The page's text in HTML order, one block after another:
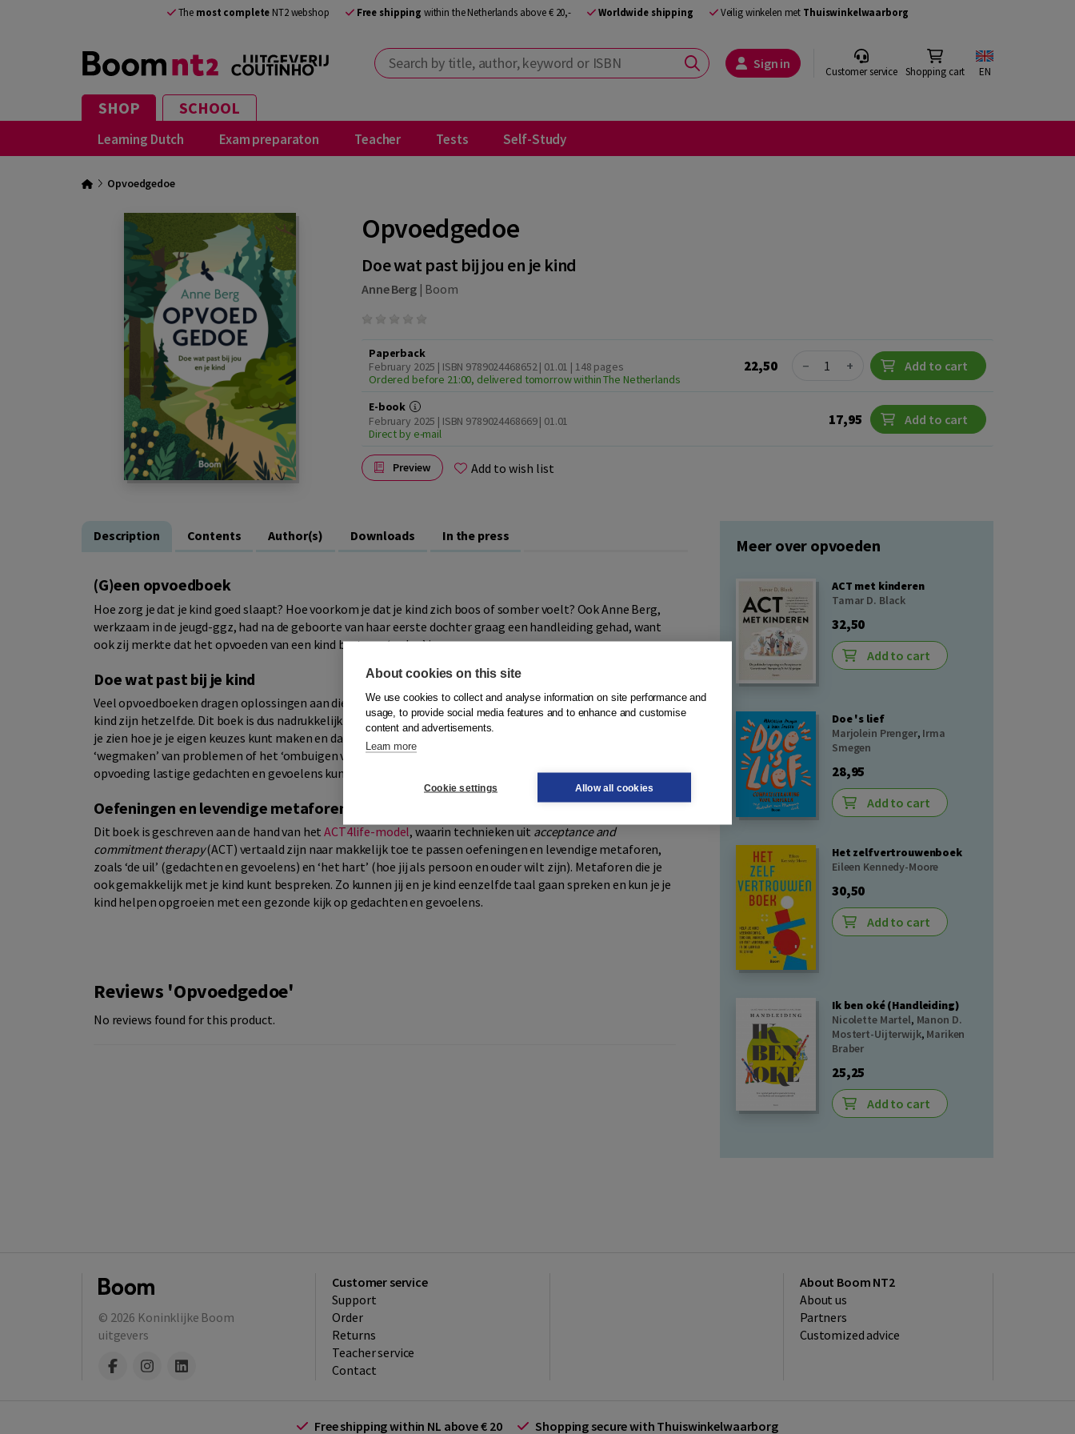
The most complete NT2 webshop Free shipping within the Netherlands above € 20,- Worldwide shipping Veilig winkelen met Thuiswinkelwaarborg
Search by title, author, keyword or ISBN Sign in Customer service Shopping cart EN
SHOP SCHOOL
Learning Dutch Exam preparaton Teacher Tests Self-Study
Opvoedgedoe
Opvoedgedoe
Doe wat past bij jou en je kind
Anne Berg| Boom
Paperback
February 2025 | ISBN 9789024468652 | 01.01 | 148 pages
Ordered before 21:00, delivered tomorrow within The Netherlands
22,50 Quantity
− + Add to cart
E-book
February 2025 | ISBN 9789024468669 | 01.01
Direct by e-mail
17,95 Add to cart
Preview Add to wish list
Description Contents Author(s) Downloads In the press
(G)een opvoedboek
Hoe zorg je dat je kind goed slaapt? Hoe voorkom je dat je kind zich boos of somber voelt? Ook Anne Berg,
werkzaam in de jeugd-ggz, had na de geboorte van haar eerste dochter graag een handleiding gehad, want
ook zij merkte dat het opvoeden van een kind best een ‘gedoe’ is.
Doe wat past bij je kind
Veel opvoedboeken dragen oplossingen aan die voor elk kind zouden moeten gelden. Maar geen ouder en
kind zijn hetzelfde. Dit boek is dus nadrukkelijk niet de gedroomde handleiding voor opvoeden. Wél laat het
je zien hoe je je eigen keuzes kunt maken en dat je hierop kunt vertrouwen.
‘wegmaken’ van problemen of het ‘ombuigen van negatieve gedachten’. Het geeft handvatten hoe je in de
opvoeding lastige gedachten en gevoelens kunt dragen en flexibel kunt reageren op uitdagende situaties.
Oefeningen en levendige metaforen gebaseerd op ACT
Dit boek is geschreven aan de hand van hetACT4life-model, waarin technieken uit acceptance and
commitment therapy(ACT) vertaald zijn naar makkelijk toe te passen oefeningen en levendige metaforen,
zoals ‘de uil’ (gedachten en gevoelens) en ‘het hart’ (hoe jij als persoon en ouder wilt zijn). Metaforen die je
ook gemakkelijk met je kind kunt bespreken. Zo kunnen jij en je kind eenzelfde taal gaan spreken en kun je je
kind helpen opgroeien met een gezonde kijk op gedachten en gevoelens.
Reviews 'Opvoedgedoe'
No reviews found for this product.
Meer over opvoeden
ACT met kinderen
Tamar D. Black
32,50
Add to cart
Doe 's lief
Marjolein Prenger, Irma
Smegen
28,95
Add to cart
Het zelfvertrouwenboek
Eileen Kennedy-Moore
30,50
Add to cart
Ik ben oké (Handleiding)
Nicolette Martel, Manon D.
Mostert-Uijterwijk, Mariken
Braber
25,25
Add to cart
© 2026 Koninklijke Boom
uitgevers
Customer service
Support
Order
Returns
Teacher service
Contact
About Boom NT2
About us
Partners
Customized advice
Free shipping within NL above € 20 Shopping secure with Thuiswinkelwaarborg
About cookies on this site
We use cookies to collect and analyse information on site performance and
usage, to provide social media features and to enhance and customise
content and advertisements.
Learn more
Cookie settings Allow all cookies